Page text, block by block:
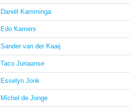
Daniël Kamminga
Edo Kamers
Sander van der Kaaij
Taco Juriaanse
Esselyn Jonk
Michel de Jonge